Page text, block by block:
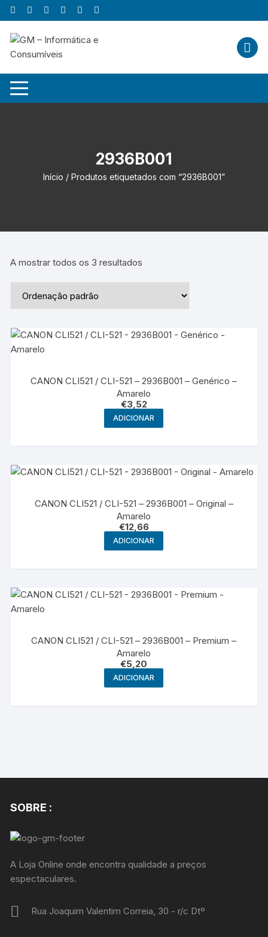
Skip
to
content
2936B001
Início / Produtos etiquetados com “2936B001”
A mostrar todos os 3 resultados
CANON CLI521 / CLI-521 – 2936B001 – Genérico –
Amarelo
€3,52
ADICIONAR
CANON CLI521 / CLI-521 – 2936B001 – Original –
Amarelo
€12,66
ADICIONAR
CANON CLI521 / CLI-521 – 2936B001 – Premium –
Amarelo
€5,20
ADICIONAR
SOBRE :
A Loja Online onde encontra qualidade a preços
espectaculares.
Rua Joaquim Valentim Correia, 30 - r/c Dtº